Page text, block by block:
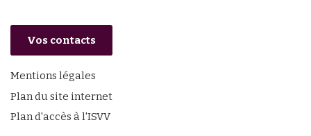
Vos contacts
Mentions légales
Plan du site internet
Plan d'accès à l'ISVV